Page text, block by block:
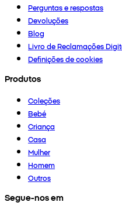
Perguntas e respostas
Devoluções
Blog
Livro de Reclamações
Definições de cookies
Produtos
Coleções
Bebé
Criança
Casa
Mulher
Homem
Outros
Segue-nos em